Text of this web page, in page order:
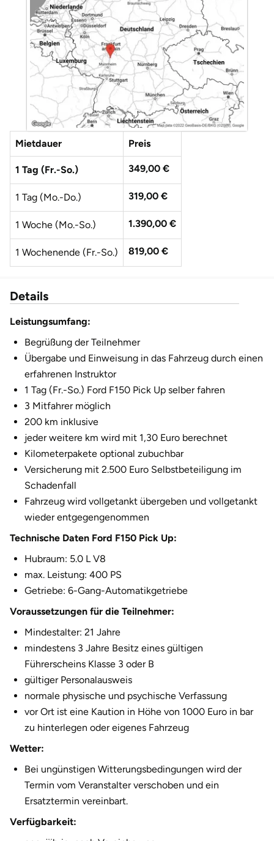
Mietdauer Preis
1 Tag (Fr.-So.) 349,00 €
1 Tag (Mo.-Do.) 319,00 €
1 Woche (Mo.-So.) 1.390,00 €
1 Wochenende (Fr.-So.) 819,00 €
Details
Leistungsumfang:
Begrüßung der Teilnehmer
Übergabe und Einweisung in das Fahrzeug durch einen
erfahrenen Instruktor
1 Tag (Fr.-So.) Ford F150 Pick Up selber fahren
3 Mitfahrer möglich
200 km inklusive
jeder weitere km wird mit 1,30 Euro berechnet
Kilometerpakete optional zubuchbar
Versicherung mit 2.500 Euro Selbstbeteiligung im
Schadenfall
Fahrzeug wird vollgetankt übergeben und vollgetankt
wieder entgegengenommen
Technische Daten Ford F150 Pick Up:
Hubraum: 5.0 L V8
max. Leistung: 400 PS
Getriebe: 6-Gang-Automatikgetriebe
Voraussetzungen für die Teilnehmer:
Mindestalter: 21 Jahre
mindestens 3 Jahre Besitz eines gültigen
Führerscheins Klasse 3 oder B
gültiger Personalausweis
normale physische und psychische Verfassung
vor Ort ist eine Kaution in Höhe von 1000 Euro in bar
zu hinterlegen oder eigenes Fahrzeug
Wetter:
Bei ungünstigen Witterungsbedingungen wird der
Termin vom Veranstalter verschoben und ein
Ersatztermin vereinbart.
Verfügbarkeit:
Düsseldorf
Erlangen
Essen
Flensburg
Freiberg
Freiburg
Fürstenfeldbruck
Geiselwind
Gelnhausen
Gera
Gersfeld
Gotha
Göppingen
Halle
Hamburg
Hanau
Hannover
Heidenheim
Heilbronn
Heldburg